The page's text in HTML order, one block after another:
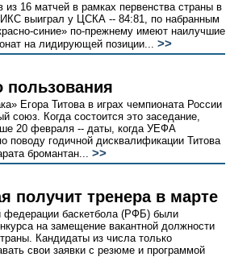
16 матчей в рамках первенства страны в
выиграл у ЦСКА -- 84:81, по набранным
синие» по-прежнему имеют наилучшие
на лидирующей позиции... >>
пользования
Егора Титова в играх чемпионата России
союз. Когда состоится это заседание,
20 февраля -- даты, когда УЕФА
поводу годичной дисквалификации Титова
бромантан... >>
получит тренера в марте
федерации баскетбола (РФБ) были
на замещение вакантной должности
Кандидаты из числа только
свои заявки с резюме и программой